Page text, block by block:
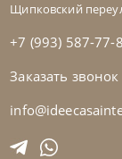
Franco
Стол
Щипковский
+7 (993) 587-77-
Заказать звонок